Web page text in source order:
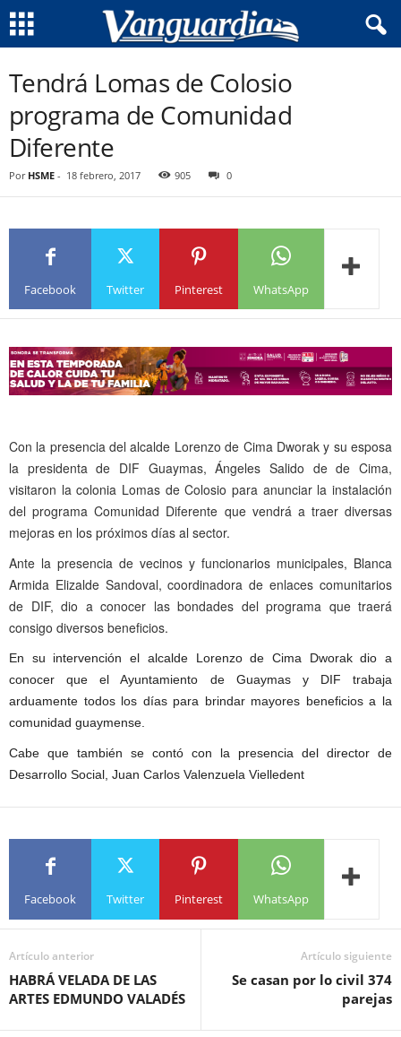
Tendrá Lomas de Colosio
programa de Comunidad
Diferente
Por HSME - 18 febrero, 2017 905 0
Facebook Twitter Pinterest WhatsApp
Con la presencia del alcalde Lorenzo de Cima Dworak y su esposa
la presidenta de DIF Guaymas, Ángeles Salido de de Cima,
visitaron la colonia Lomas de Colosio para anunciar la instalación
del programa Comunidad Diferente que vendrá a traer diversas
mejoras en los próximos días al sector.
Ante la presencia de vecinos y funcionarios municipales, Blanca
Armida Elizalde Sandoval, coordinadora de enlaces comunitarios
de DIF, dio a conocer las bondades del programa que traerá
consigo diversos beneficios.
En su intervención el alcalde Lorenzo de Cima Dworak dio a
conocer que el Ayuntamiento de Guaymas y DIF trabaja
arduamente todos los días para brindar mayores beneficios a la
comunidad guaymense.
Cabe que también se contó con la presencia del director de
Desarrollo Social, Juan Carlos Valenzuela Vielledent
Facebook Twitter Pinterest WhatsApp
Artículo anterior
HABRÁ VELADA DE LAS
ARTES EDMUNDO VALADÉS
Artículo siguiente
Se casan por lo civil 374
parejas